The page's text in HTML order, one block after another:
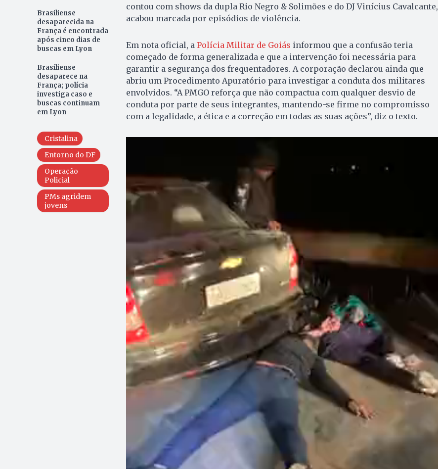
Brasiliense
desaparecida na
França é encontrada
após cinco dias de
buscas em Lyon
Brasiliense
desaparece na
França; polícia
investiga caso e
buscas continuam
em Lyon
Cristalina
Entorno do DF
Operação
Policial
PMs agridem
jovens
contou com shows da dupla Rio Negro & Solimões e do DJ Vinícius Cavalcante,
acabou marcada por episódios de violência.
Em nota oficial, a Polícia Militar de Goiás informou que a confusão teria
começado de forma generalizada e que a intervenção foi necessária para
garantir a segurança dos frequentadores. A corporação declarou ainda que
abriu um Procedimento Apuratório para investigar a conduta dos militares
envolvidos. “A PMGO reforça que não compactua com qualquer desvio de
conduta por parte de seus integrantes, mantendo-se firme no compromisso
com a legalidade, a ética e a correção em todas as suas ações”, diz o texto.